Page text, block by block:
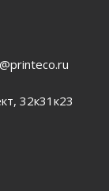
32к31к23